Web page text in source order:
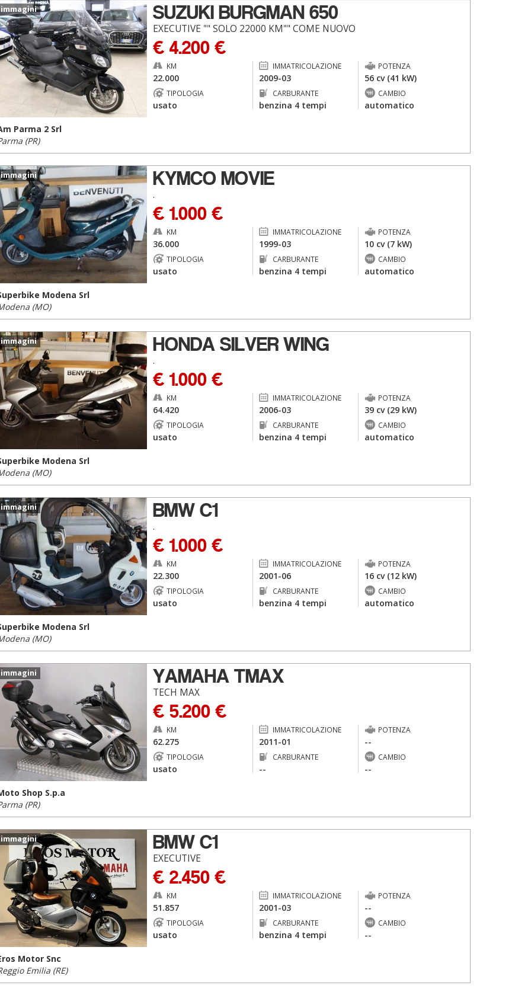
immagini SUZUKI BURGMAN 650
EXECUTIVE "" SOLO 22000 KM"" COME NUOVO
€ 4.200 €
KM
22.000
IMMATRICOLAZIONE
2009-03
POTENZA
56 cv (41 kW)
TIPOLOGIA
usato
CARBURANTE
benzina 4 tempi
CAMBIO
automatico
Parma 2 Srl
(PR)
immagini KYMCO MOVIE
.
€ 1.000 €
KM
36.000
IMMATRICOLAZIONE
1999-03
POTENZA
10 cv (7 kW)
TIPOLOGIA
usato
CARBURANTE
benzina 4 tempi
CAMBIO
automatico
Modena Srl
(MO)
immagini HONDA SILVER WING
.
€ 1.000 €
KM
64.420
IMMATRICOLAZIONE
2006-03
POTENZA
39 cv (29 kW)
TIPOLOGIA
usato
CARBURANTE
benzina 4 tempi
CAMBIO
automatico
Modena Srl
(MO)
immagini BMW C1
.
€ 1.000 €
KM
22.300
IMMATRICOLAZIONE
2001-06
POTENZA
16 cv (12 kW)
TIPOLOGIA
usato
CARBURANTE
benzina 4 tempi
CAMBIO
automatico
Modena Srl
(MO)
immagini YAMAHA TMAX
TECH MAX
€ 5.200 €
KM
62.275
IMMATRICOLAZIONE
2011-01
POTENZA
--
TIPOLOGIA
usato
CARBURANTE
--
CAMBIO
--
Shop S.p.a
(PR)
immagini BMW C1
EXECUTIVE
€ 2.450 €
KM
51.857
IMMATRICOLAZIONE
2001-03
POTENZA
--
TIPOLOGIA
usato
CARBURANTE
benzina 4 tempi
CAMBIO
--
Motor Snc
Emilia (RE)